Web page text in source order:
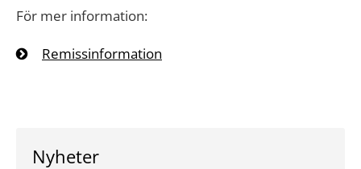
För mer information:
Remissinformation
Nyheter